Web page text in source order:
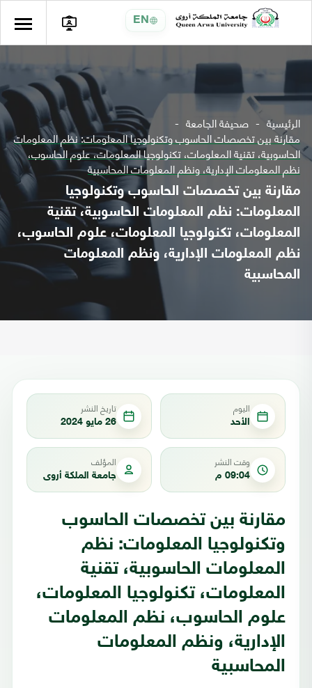
EN
الرئيسية صحيفة الجامعة
مقارنة بين تخصصات الحاسوب وتكنولوجيا المعلومات: نظم المعلومات
الحاسوبية، تقنية المعلومات، تكنولوجيا المعلومات، علوم الحاسوب،
نظم المعلومات الإدارية، ونظم المعلومات المحاسبية
مقارنة بين تخصصات الحاسوب وتكنولوجيا
المعلومات: نظم المعلومات الحاسوبية، تقنية
المعلومات، تكنولوجيا المعلومات، علوم الحاسوب،
نظم المعلومات الإدارية، ونظم المعلومات
المحاسبية
اليوم
الأحد
تاريخ النشر
26 مايو 2024
وقت النشر
09:04 م
المؤلف
جامعة الملكة أروى
مقارنة بين تخصصات الحاسوب
وتكنولوجيا المعلومات: نظم
المعلومات الحاسوبية، تقنية
المعلومات، تكنولوجيا المعلومات،
علوم الحاسوب، نظم المعلومات
الإدارية، ونظم المعلومات
المحاسبية